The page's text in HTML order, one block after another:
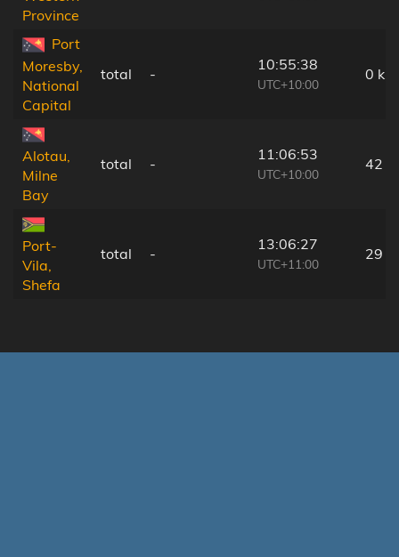
Province
Port
Moresby,
National
Capital
total -
10:55:38
UTC+10:00
0 km
Alotau,
Milne
Bay
total -
11:06:53
UTC+10:00
42
Port-
Vila,
Shefa
total -
13:06:27
UTC+11:00
29